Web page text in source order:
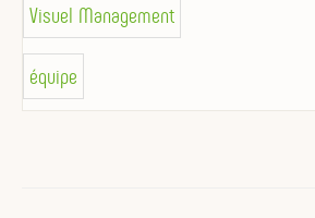
Visuel Management
équipe